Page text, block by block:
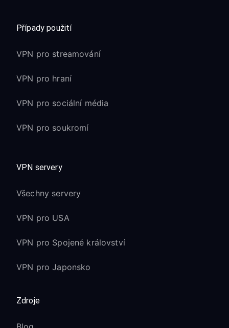
Případy použití
VPN pro streamování
VPN pro hraní
VPN pro sociální média
VPN pro soukromí
VPN servery
Všechny servery
VPN pro USA
VPN pro Spojené království
VPN pro Japonsko
Zdroje